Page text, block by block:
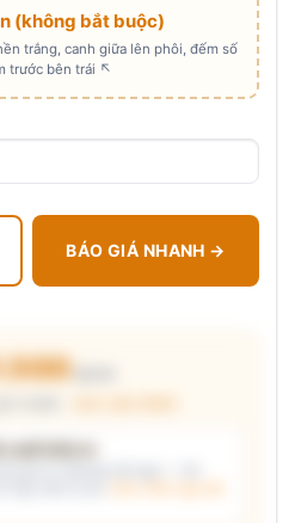
(không bắt buộc)
trắng, canh giữa lên phôi, đếm số
trước bên trái ↖
BÁO GIÁ NHANH →